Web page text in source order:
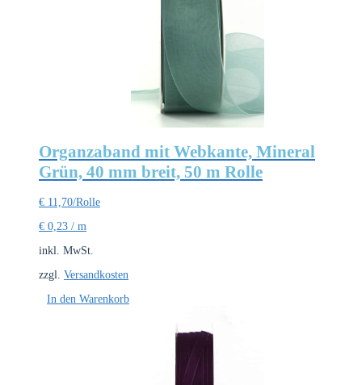
Organzaband mit Webkante, Mineral
Grün, 40 mm breit, 50 m Rolle
€ 11,70/Rolle
€ 0,23 / m
inkl. MwSt.
zzgl. Versandkosten
In den Warenkorb